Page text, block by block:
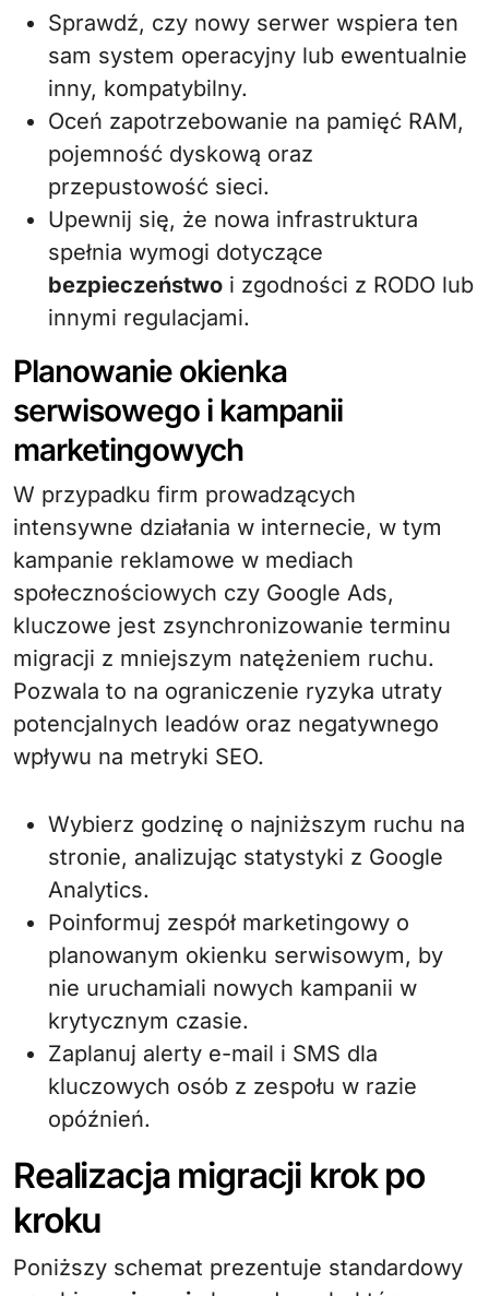
Sprawdź, czy nowy serwer wspiera ten
sam system operacyjny lub ewentualnie
inny, kompatybilny.
Oceń zapotrzebowanie na pamięć RAM,
pojemność dyskową oraz
przepustowość sieci.
Upewnij się, że nowa infrastruktura
spełnia wymogi dotyczące
bezpieczeństwo i zgodności z RODO lub
innymi regulacjami.
Planowanie okienka
serwisowego i kampanii
marketingowych
W przypadku firm prowadzących
intensywne działania w internecie, w tym
kampanie reklamowe w mediach
społecznościowych czy Google Ads,
kluczowe jest zsynchronizowanie terminu
migracji z mniejszym natężeniem ruchu.
Pozwala to na ograniczenie ryzyka utraty
potencjalnych leadów oraz negatywnego
wpływu na metryki SEO.
Wybierz godzinę o najniższym ruchu na
stronie, analizując statystyki z Google
Analytics.
Poinformuj zespół marketingowy o
planowanym okienku serwisowym, by
nie uruchamiali nowych kampanii w
krytycznym czasie.
Zaplanuj alerty e-mail i SMS dla
kluczowych osób z zespołu w razie
opóźnień.
Realizacja migracji krok po
kroku
Poniższy schemat prezentuje standardowy